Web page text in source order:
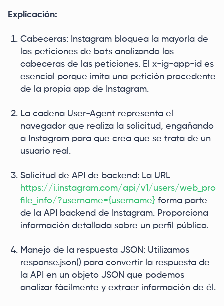
Explicación:
Cabeceras: Instagram bloquea la mayoría de
las peticiones de bots analizando las
cabeceras de las peticiones. El x-ig-app-id es
esencial porque imita una petición procedente
de la propia app de Instagram.
La cadena User-Agent representa el
navegador que realiza la solicitud, engañando
a Instagram para que crea que se trata de un
usuario real.
Solicitud de API de backend: La URL
https://i.instagram.com/api/v1/users/web_pro
file_info/?username={username} forma parte
de la API backend de Instagram. Proporciona
información detallada sobre un perfil público.
Manejo de la respuesta JSON: Utilizamos
response.json() para convertir la respuesta de
la API en un objeto JSON que podemos
analizar fácilmente y extraer información de él.